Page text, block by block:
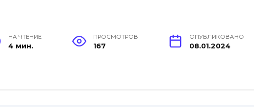
НА ЧТЕНИЕ
4 мин.
ПРОСМОТРОВ
167
ОПУБЛИКОВАНО
08.01.2024